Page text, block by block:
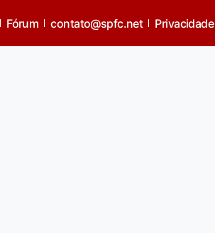
Fórum contato@spfc.net Privacidade